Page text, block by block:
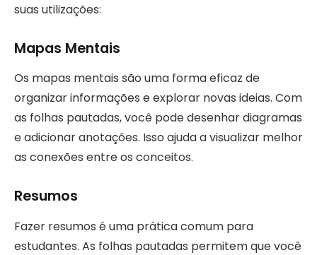
suas utilizações:
Mapas Mentais
Os mapas mentais são uma forma eficaz de
organizar informações e explorar novas ideias. Com
as folhas pautadas, você pode desenhar diagramas
e adicionar anotações. Isso ajuda a visualizar melhor
as conexões entre os conceitos.
Resumos
Fazer resumos é uma prática comum para
estudantes. As folhas pautadas permitem que você